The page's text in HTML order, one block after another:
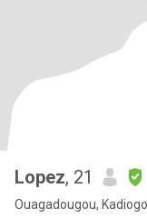
Lopez, 21
Ouagadougou,